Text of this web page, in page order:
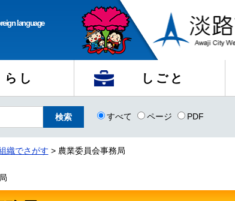
language
らし しごと
すべて ページ PDF
織でさがす > 農業委員会事務局